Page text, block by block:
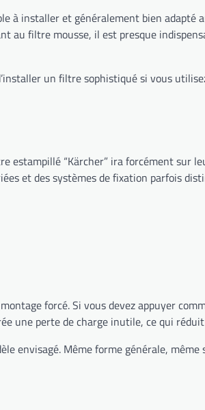
à installer et généralement bien
filtre mousse, il est presque
un filtre sophistiqué si vous
estampillé “Kärcher” ira forcément sur
et des systèmes de fixation parfois
forcé. Si vous devez appuyer
une perte de charge inutile, ce qui
envisagé. Même forme générale,